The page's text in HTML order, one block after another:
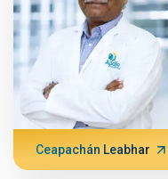
Ceapachán Leabhar